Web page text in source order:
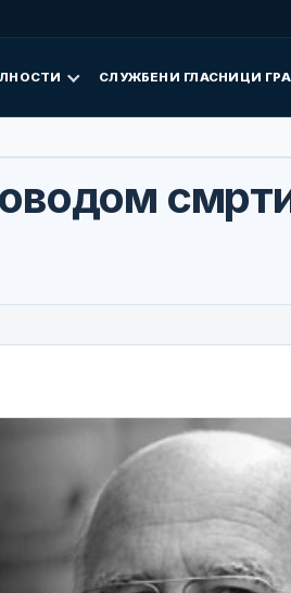
СЛУЖБЕНИ ГЛАСНИЦИ